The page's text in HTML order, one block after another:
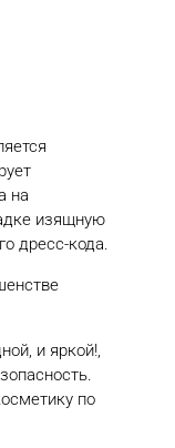
на
изящную
дресс-кода.
и яркой!,
по